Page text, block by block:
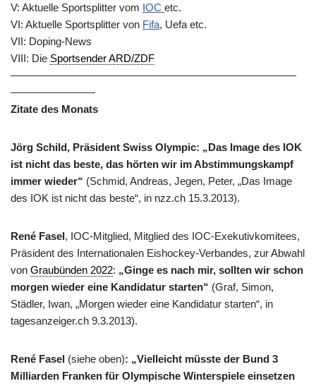
V: Aktuelle Sportsplitter vom IOC etc.
VI: Aktuelle Sportsplitter von Fifa, Uefa etc.
VII: Doping-News
VIII: Die Sportsender ARD/ZDF
———————————————————————————
————————
Zitate des Monats
Jörg Schild, Präsident Swiss Olympic: „Das Image des IOK
ist nicht das beste, das hörten wir im Abstimmungskampf
immer wieder“ (Schmid, Andreas, Jegen, Peter, „Das Image
des IOK ist nicht das beste“, in nzz.ch 15.3.2013).
René Fasel, IOC-Mitglied, Mitglied des IOC-Exekutivkomitees,
Präsident des Internationalen Eishockey-Verbandes, zur Abwahl
von Graubünden 2022: „Ginge es nach mir, sollten wir schon
morgen wieder eine Kandidatur starten“ (Graf, Simon,
Städler, Iwan, „Morgen wieder eine Kandidatur starten“, in
tagesanzeiger.ch 9.3.2013).
René Fasel (siehe oben): „Vielleicht müsste der Bund 3
Milliarden Franken für Olympische Winterspiele einsetzen